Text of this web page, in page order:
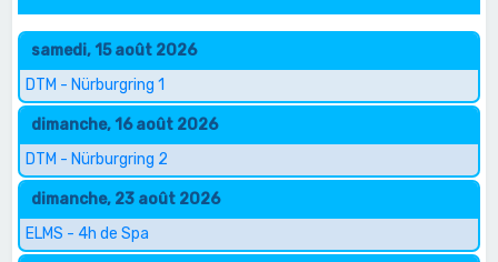
samedi, 15 août 2026
DTM - Nürburgring 1
dimanche, 16 août 2026
DTM - Nürburgring 2
dimanche, 23 août 2026
ELMS - 4h de Spa